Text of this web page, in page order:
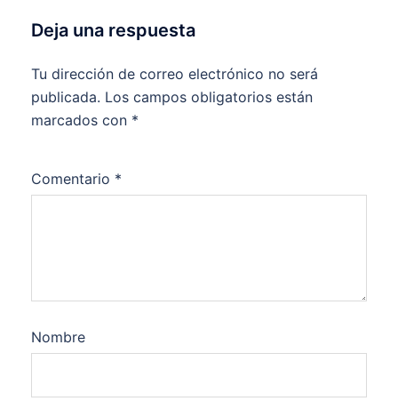
Deja una respuesta
Tu dirección de correo electrónico no será
publicada. Los campos obligatorios están
marcados con *
Comentario *
Nombre